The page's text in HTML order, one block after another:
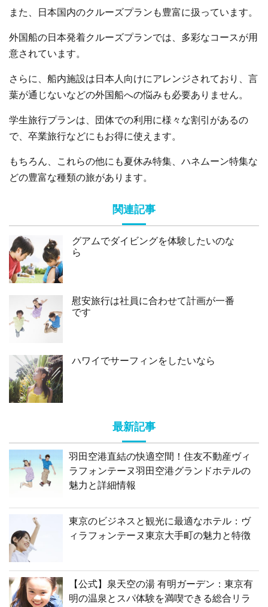
また、日本国内のクルーズプランも豊富に扱っています。
外国船の日本発着クルーズプランでは、多彩なコースが用
意されています。
さらに、船内施設は日本人向けにアレンジされており、言
葉が通じないなどの外国船への悩みも必要ありません。
学生旅行プランは、団体での利用に様々な割引があるの
で、卒業旅行などにもお得に使えます。
もちろん、これらの他にも夏休み特集、ハネムーン特集な
どの豊富な種類の旅があります。
関連記事
グアムでダイビングを体験したいのな
ら
慰安旅行は社員に合わせて計画が一番
です
ハワイでサーフィンをしたいなら
最新記事
羽田空港直結の快適空間！住友不動産ヴィ
ラフォンテーヌ羽田空港グランドホテルの
魅力と詳細情報
東京のビジネスと観光に最適なホテル：ヴ
ィラフォンテーヌ東京大手町の魅力と特徴
【公式】泉天空の湯 有明ガーデン：東京有
明の温泉とスパ体験を満喫できる総合リラ